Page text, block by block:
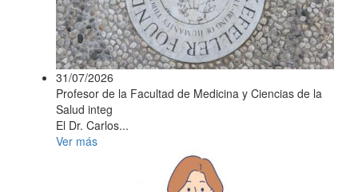
31/07/2026
Profesor de la Facultad de Medicina y Ciencias de la
Salud integ
El Dr. Carlos...
Ver más